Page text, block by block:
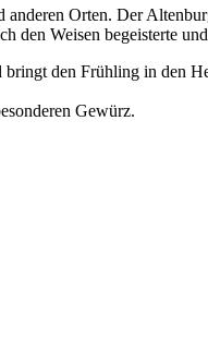
Orten. Der
den Weisen begeisterte
den Frühling in den
Gewürz.